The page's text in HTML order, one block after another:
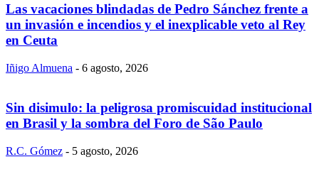
Las vacaciones blindadas de Pedro Sánchez frente a
un invasión e incendios y el inexplicable veto al Rey
en Ceuta
Iñigo Almuena - 6 agosto, 2026
Sin disimulo: la peligrosa promiscuidad institucional
en Brasil y la sombra del Foro de São Paulo
R.C. Gómez - 5 agosto, 2026